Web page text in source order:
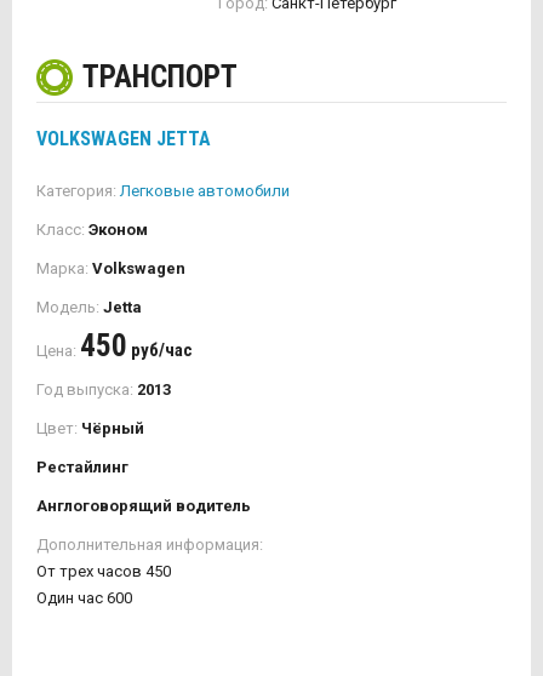
ТРАНСПОРТ
VOLKSWAGEN JETTA
Категория: Легковые автомобили
Класс: Эконом
Марка: Volkswagen
Модель: Jetta
Цена: 450 руб/час
Год выпуска: 2013
Цвет: Чёрный
Рестайлинг
Англоговорящий водитель
Дополнительная информация:
От трех часов 450
Один час 600